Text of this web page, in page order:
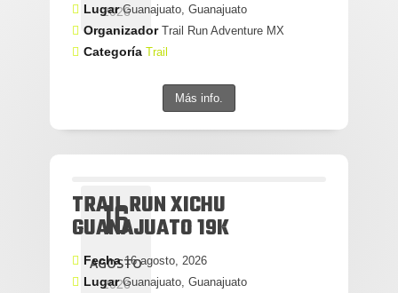
2026
LugarGuanajuato, Guanajuato
Organizador Trail Run Adventure MX
Categoría Trail
Más info.
16
AGOSTO
2026
TRAIL RUN XICHU
GUANAJUATO 19K
Fecha16 agosto, 2026
LugarGuanajuato, Guanajuato